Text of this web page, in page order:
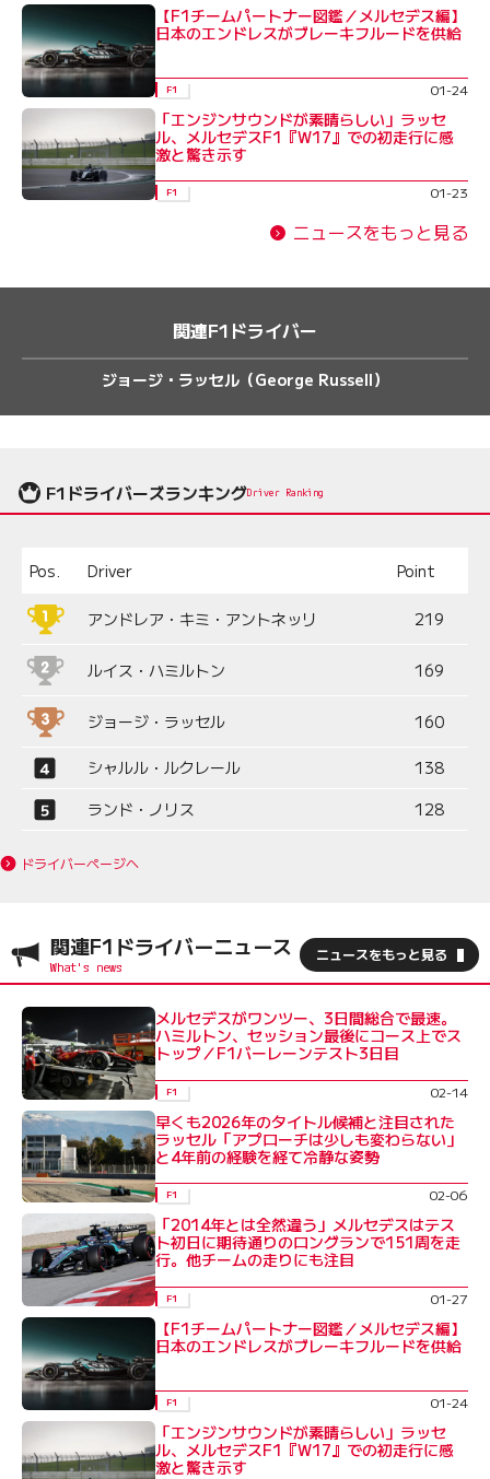
【F1チームパートナー図鑑／メルセデス編】
日本のエンドレスがブレーキフルードを供給
F1 01-24
「エンジンサウンドが素晴らしい」ラッセ
ル、メルセデスF1『W17』での初走行に感
激と驚き示す
F1 01-23
ニュースをもっと見る
関連F1ドライバー
ジョージ・ラッセル（George Russell）
F1ドライバーズランキングDriver Ranking
Pos. Driver Point
アンドレア・キミ・アントネッリ 219
ルイス・ハミルトン 169
ジョージ・ラッセル 160
シャルル・ルクレール
138
ランド・ノリス
128
ドライバーページへ
関連F1ドライバーニュース ニュースをもっと見る
メルセデスがワンツー、3日間総合で最速。
ハミルトン、セッション最後にコース上でス
トップ／F1バーレーンテスト3日目
F1 02-14
早くも2026年のタイトル候補と注目された
ラッセル「アプローチは少しも変わらない」
と4年前の経験を経て冷静な姿勢
F1 02-06
「2014年とは全然違う」メルセデスはテス
ト初日に期待通りのロングランで151周を走
行。他チームの走りにも注目
F1 01-27
【F1チームパートナー図鑑／メルセデス編】
日本のエンドレスがブレーキフルードを供給
F1 01-24
「エンジンサウンドが素晴らしい」ラッセ
ル、メルセデスF1『W17』での初走行に感
激と驚き示す